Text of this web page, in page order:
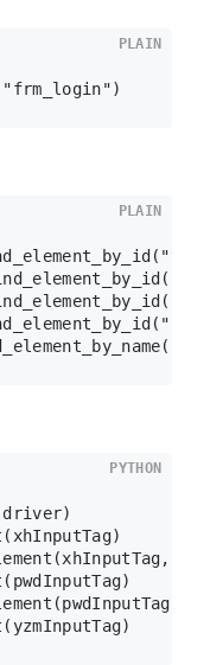
PLAIN
PLAIN
PYTHON